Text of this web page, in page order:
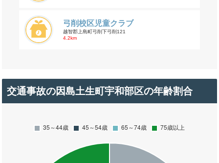
弓削校区児童クラブ
越智郡上島町弓削下弓削121
4.2km
交通事故の因島土生町宇和部区の年齢割合